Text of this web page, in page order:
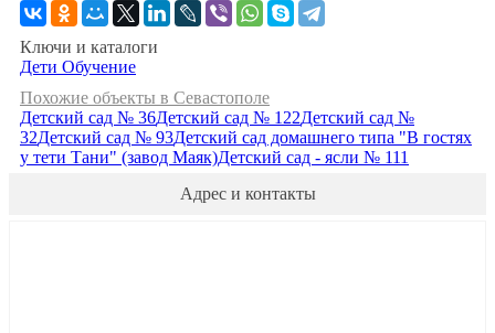
Ключи и каталоги
Дети Обучение
Похожие объекты в Севастополе
Детский сад № 36Детский сад № 122Детский сад №
32Детский сад № 93Детский сад домашнего типа "В гостях
у тети Тани" (завод Маяк)Детский сад - ясли № 111
Адрес и контакты